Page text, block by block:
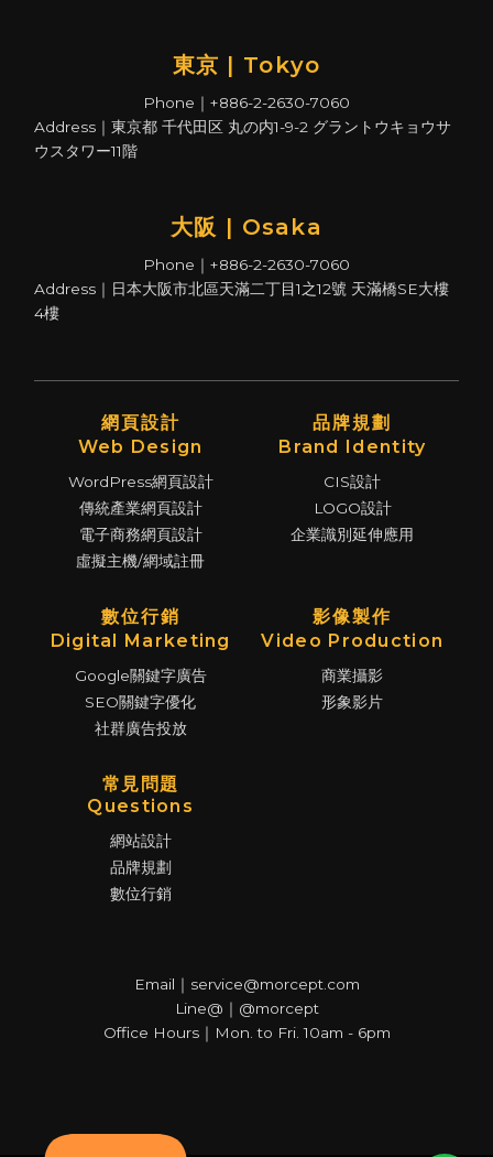
東京 | Tokyo
Phone｜+886-2-2630-7060
Address｜東京都 千代田区 丸の内1-9-2 グラントウキョウサ
ウスタワー11階
大阪 | Osaka
Phone｜+886-2-2630-7060
Address｜日本大阪市北區天滿二丁目1之12號 天滿橋SE大樓
4樓
網頁設計
Web Design
WordPress網頁設計
傳統產業網頁設計
電子商務網頁設計
虛擬主機/網域註冊
品牌規劃
Brand Identity
CIS設計
LOGO設計
企業識別延伸應用
數位行銷
Digital Marketing
Google關鍵字廣告
SEO關鍵字優化
社群廣告投放
影像製作
Video Production
商業攝影
形象影片
常見問題
Questions
網站設計
品牌規劃
數位行銷
Email｜service@morcept.com
Line@｜@morcept
Office Hours｜Mon. to Fri. 10am - 6pm